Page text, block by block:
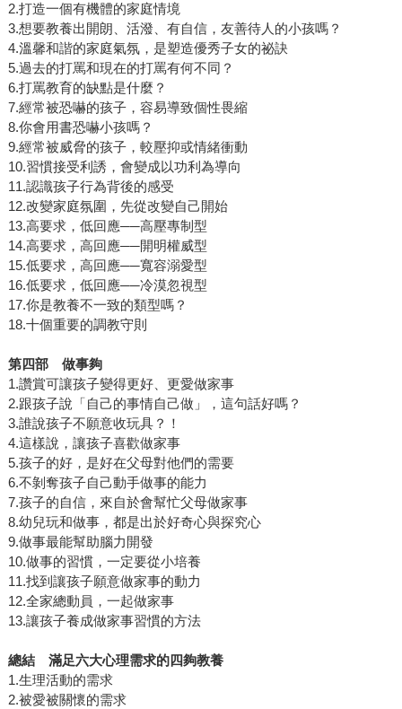
2.打造一個有機體的家庭情境
3.想要教養出開朗、活潑、有自信，友善待人的小孩嗎？
4.溫馨和諧的家庭氣氛，是塑造優秀子女的祕訣
5.過去的打罵和現在的打罵有何不同？
6.打罵教育的缺點是什麼？
7.經常被恐嚇的孩子，容易導致個性畏縮
8.你會用書恐嚇小孩嗎？
9.經常被威脅的孩子，較壓抑或情緒衝動
10.習慣接受利誘，會變成以功利為導向
11.認識孩子行為背後的感受
12.改變家庭氛圍，先從改變自己開始
13.高要求，低回應──高壓專制型
14.高要求，高回應──開明權威型
15.低要求，高回應──寬容溺愛型
16.低要求，低回應──冷漠忽視型
17.你是教養不一致的類型嗎？
18.十個重要的調教守則
第四部 做事夠
1.讚賞可讓孩子變得更好、更愛做家事
2.跟孩子說「自己的事情自己做」，這句話好嗎？
3.誰說孩子不願意收玩具？！
4.這樣說，讓孩子喜歡做家事
5.孩子的好，是好在父母對他們的需要
6.不剝奪孩子自己動手做事的能力
7.孩子的自信，來自於會幫忙父母做家事
8.幼兒玩和做事，都是出於好奇心與探究心
9.做事最能幫助腦力開發
10.做事的習慣，一定要從小培養
11.找到讓孩子願意做家事的動力
12.全家總動員，一起做家事
13.讓孩子養成做家事習慣的方法
總結 滿足六大心理需求的四夠教養
1.生理活動的需求
2.被愛被關懷的需求